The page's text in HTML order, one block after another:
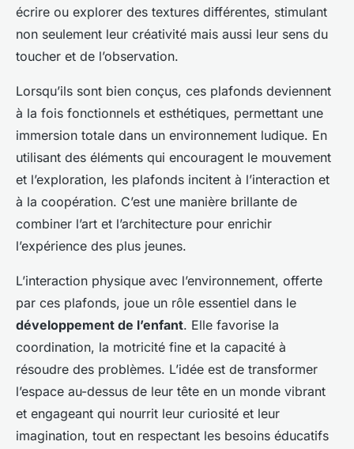
écrire ou explorer des textures différentes, stimulant
non seulement leur créativité mais aussi leur sens du
toucher et de l’observation.
Lorsqu’ils sont bien conçus, ces plafonds deviennent
à la fois fonctionnels et esthétiques, permettant une
immersion totale dans un environnement ludique. En
utilisant des éléments qui encouragent le mouvement
et l’exploration, les plafonds incitent à l’interaction et
à la coopération. C’est une manière brillante de
combiner l’art et l’architecture pour enrichir
l’expérience des plus jeunes.
L’interaction physique avec l’environnement, offerte
par ces plafonds, joue un rôle essentiel dans le
développement de l’enfant. Elle favorise la
coordination, la motricité fine et la capacité à
résoudre des problèmes. L’idée est de transformer
l’espace au-dessus de leur tête en un monde vibrant
et engageant qui nourrit leur curiosité et leur
imagination, tout en respectant les besoins éducatifs